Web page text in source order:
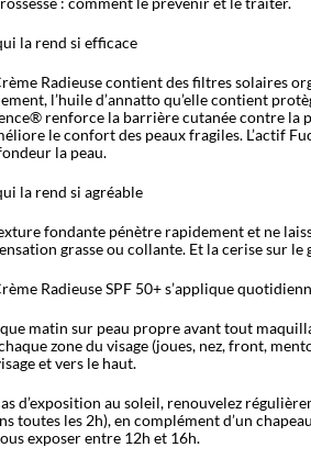
la rend si efficace
Radieuse contient des filtres solaires
l’huile d’annatto qu’elle contient
renforce la barrière cutanée contre la
le confort des peaux fragiles. L’actif
la peau.
la rend si agréable
fondante pénètre rapidement et ne
grasse ou collante. Et la cerise sur
Radieuse SPF 50+ s’applique
matin sur peau propre avant tout
zone du visage (joues, nez, front,
et vers le haut.
d’exposition au soleil, renouvelez
toutes les 2h), en complément d’un
exposer entre 12h et 16h.